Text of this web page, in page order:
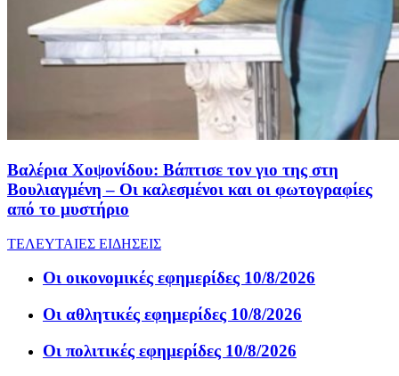
Βαλέρια Χοψονίδου: Βάπτισε τον γιο της στη
Βουλιαγμένη – Οι καλεσμένοι και οι φωτογραφίες
από το μυστήριο
ΤΕΛΕΥΤΑΙΕΣ ΕΙΔΗΣΕΙΣ
Οι οικονομικές εφημερίδες 10/8/2026
Οι αθλητικές εφημερίδες 10/8/2026
Οι πολιτικές εφημερίδες 10/8/2026